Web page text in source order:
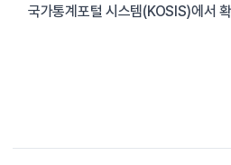
국가통계포털 시스템(KOSIS)에서